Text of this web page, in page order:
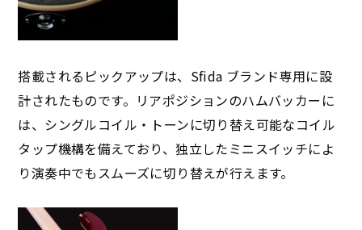
搭載されるピックアップは、Sfida ブランド専用に設
計されたものです。リアポジションのハムバッカーに
は、シングルコイル・トーンに切り替え可能なコイル
タップ機構を備えており、独立したミニスイッチによ
り演奏中でもスムーズに切り替えが行えます。